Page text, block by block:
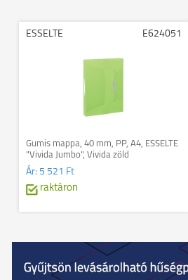
ESSELTE E624051
Gumis mappa, 40 mm, PP, A4, ESSELTE
"Vivida Jumbo", Vivida zöld
Ár: 5 521 Ft
raktáron